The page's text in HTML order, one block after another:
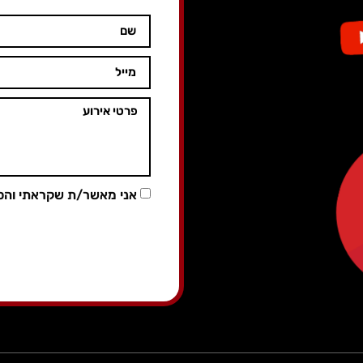
אני מאשר/ת שקראתי